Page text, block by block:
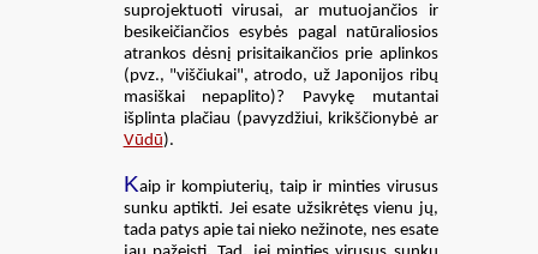
suprojektuoti virusai, ar mutuojančios ir
besikeičiančios esybės pagal natūraliosios
atrankos dėsnį prisitaikančios prie aplinkos
(pvz., "viščiukai", atrodo, už Japonijos ribų
masiškai nepaplito)? Pavykę mutantai
išplinta plačiau (pavyzdžiui, krikščionybė ar
Vūdū).
Kaip ir kompiuterių, taip ir minties virusus
sunku aptikti. Jei esate užsikrėtęs vienu jų,
tada patys apie tai nieko nežinote, nes esate